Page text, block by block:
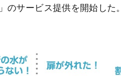
のサービス提供を開始した。